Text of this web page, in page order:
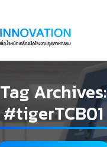
Tag Archives:
#tigerTCB01